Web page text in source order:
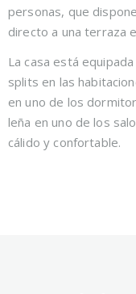
personas, que
directo a una terraza
La casa está
splits en las
en uno de los
leña en uno de los
cálido y confortable.